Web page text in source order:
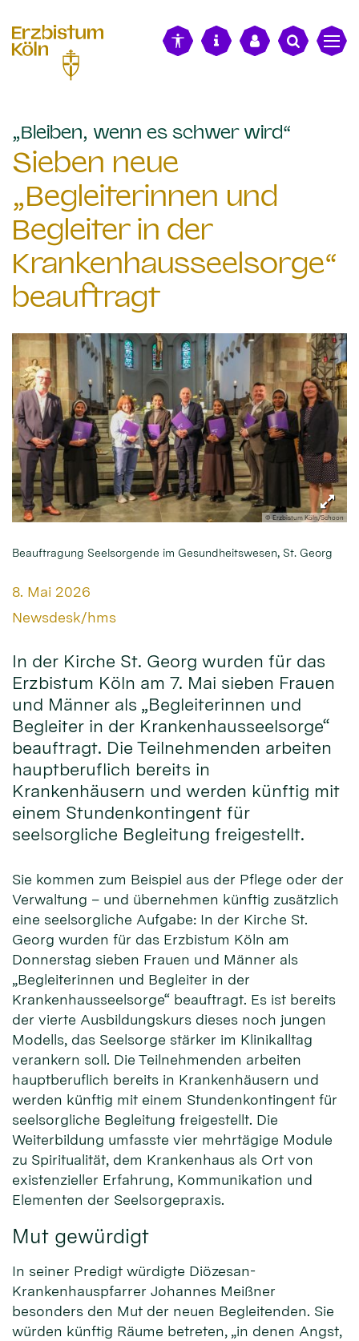
„Bleiben, wenn es schwer wird“
Sieben neue
„Begleiterinnen und
Begleiter in der
Krankenhausseelsorge“
beauftragt
© Erzbistum Köln/Schoon
Beauftragung Seelsorgende im Gesundheitswesen, St. Georg
Datum:
8. Mai 2026
Von:
Newsdesk/hms
In der Kirche St. Georg wurden für das
Erzbistum Köln am 7. Mai sieben Frauen
und Männer als „Begleiterinnen und
Begleiter in der Krankenhausseelsorge“
beauftragt. Die Teilnehmenden arbeiten
hauptberuflich bereits in
Krankenhäusern und werden künftig mit
einem Stundenkontingent für
seelsorgliche Begleitung freigestellt.
Sie kommen zum Beispiel aus der Pflege oder der
Verwaltung – und übernehmen künftig zusätzlich
eine seelsorgliche Aufgabe: In der Kirche St.
Georg wurden für das Erzbistum Köln am
Donnerstag sieben Frauen und Männer als
„Begleiterinnen und Begleiter in der
Krankenhausseelsorge“ beauftragt. Es ist bereits
der vierte Ausbildungskurs dieses noch jungen
Modells, das Seelsorge stärker im Klinikalltag
verankern soll. Die Teilnehmenden arbeiten
hauptberuflich bereits in Krankenhäusern und
werden künftig mit einem Stundenkontingent für
seelsorgliche Begleitung freigestellt. Die
Weiterbildung umfasste vier mehrtägige Module
zu Spiritualität, dem Krankenhaus als Ort von
existenzieller Erfahrung, Kommunikation und
Elementen der Seelsorgepraxis.
Mut gewürdigt
In seiner Predigt würdigte Diözesan-
Krankenhauspfarrer Johannes Meißner
besonders den Mut der neuen Begleitenden. Sie
würden künftig Räume betreten, „in denen Angst,